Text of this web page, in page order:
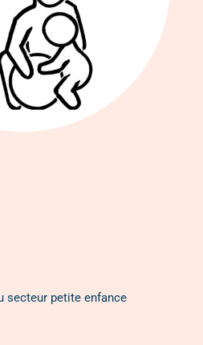
secteur petite enfance